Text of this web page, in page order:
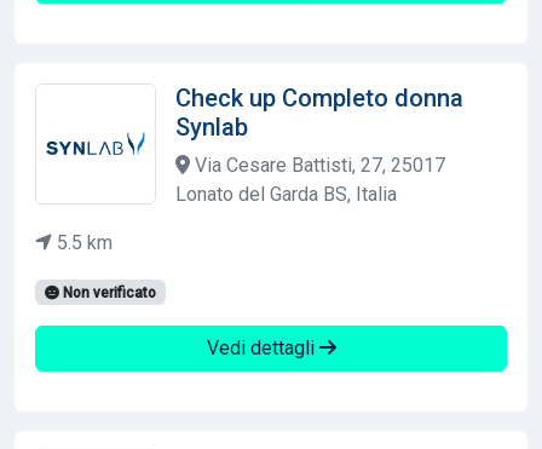
Check up Completo donna
Synlab
Via Cesare Battisti, 27, 25017
Lonato del Garda BS, Italia
5.5 km
Non verificato
Vedi dettagli